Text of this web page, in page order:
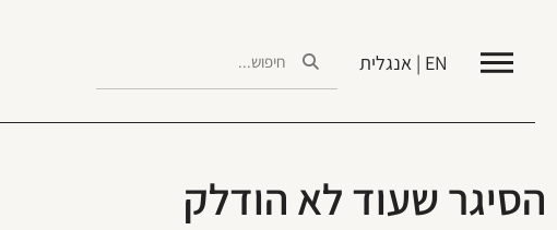
EN | אנגלית
הסיגר שעוד לא הודלק